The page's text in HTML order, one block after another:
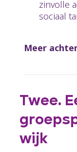
zinvolle
sociaal
Meer
Twee.
wijk